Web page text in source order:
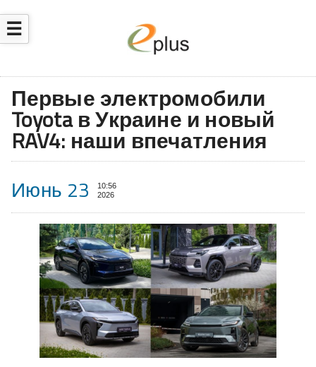
☰
Первые электромобили
Toyota в Украине и новый
RAV4: наши впечатления
Июнь 23
10:56
2026